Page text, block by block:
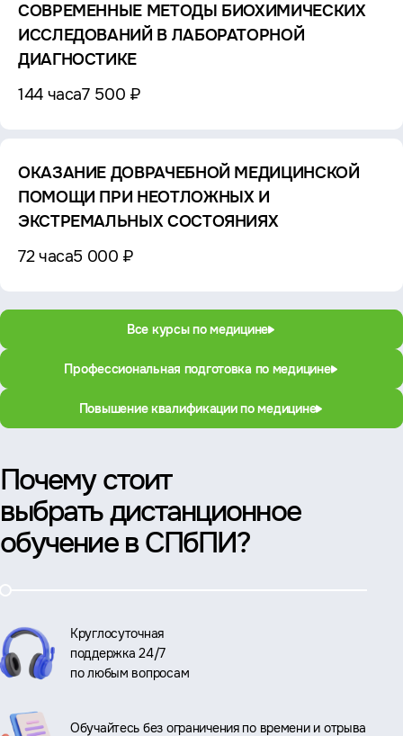
СОВРЕМЕННЫЕ МЕТОДЫ БИОХИМИЧЕСКИХ
ИССЛЕДОВАНИЙ В ЛАБОРАТОРНОЙ
ДИАГНОСТИКЕ
144 часа7 500 ₽
ОКАЗАНИЕ ДОВРАЧЕБНОЙ МЕДИЦИНСКОЙ
ПОМОЩИ ПРИ НЕОТЛОЖНЫХ И
ЭКСТРЕМАЛЬНЫХ СОСТОЯНИЯХ
72 часа5 000 ₽
Все курсы по медицине
Профессиональная подготовка по медицине
Повышение квалификации по медицине
Почему стоит
выбрать дистанционное
обучение в СПбПИ?
Круглосуточная
поддержка 24/7
по любым вопросам
Обучайтесь без ограничения по времени и отрыва